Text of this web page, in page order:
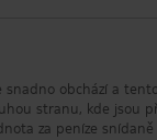
snadno obchází a
stranu, kde jsou
za peníze